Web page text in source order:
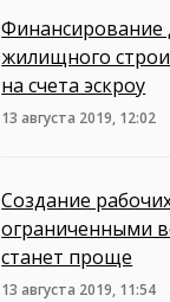
Финансирование
жилищного
на счета эскроу
13 августа 2019, 12:02
Создание
ограниченными
станет проще
13 августа 2019, 11:54